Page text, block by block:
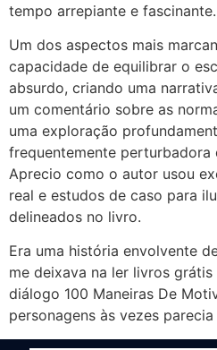
tempo arrepiante e fascinante.
Um dos aspectos mais
capacidade de equilibrar o
absurdo, criando uma
um comentário sobre as
uma exploração
frequentemente perturbadora
Aprecio como o autor usou
real e estudos de caso para
delineados no livro.
Era uma história envolvente
me deixava na ler livros
diálogo 100 Maneiras De
personagens às vezes